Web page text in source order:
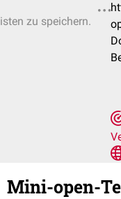
zu speichern.
Mini-open-